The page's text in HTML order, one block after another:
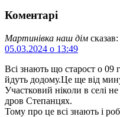
Коментарі
Мартинівка наш дім сказав:
05.03.2024 о 13:49
Всі знають що старост о 09
йдуть додому.Це ще від
Участковий ніколи в селі
дров Степанцях.
Тому про це всі знають і